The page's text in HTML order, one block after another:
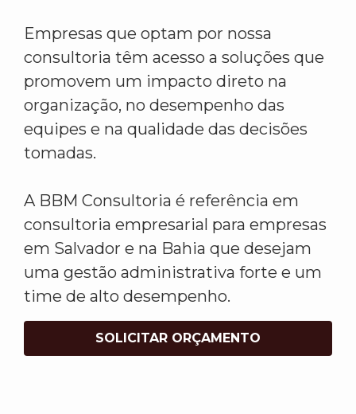
Empresas que optam por nossa
consultoria têm acesso a soluções que
promovem um impacto direto na
organização, no desempenho das
equipes e na qualidade das decisões
tomadas.
A BBM Consultoria é referência em
consultoria empresarial para empresas
em Salvador e na Bahia que desejam
uma gestão administrativa forte e um
time de alto desempenho.
SOLICITAR ORÇAMENTO